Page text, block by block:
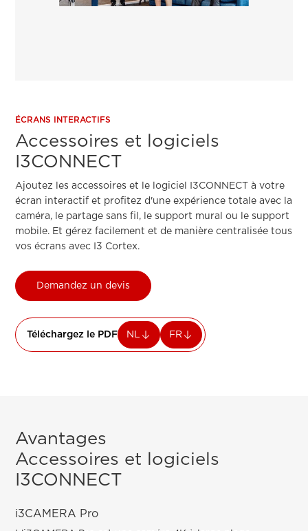
ÉCRANS INTERACTIFS
Accessoires et logiciels
I3CONNECT
Ajoutez les accessoires et le logiciel I3CONNECT à votre
écran interactif et profitez d'une expérience totale avec la
caméra, le partage sans fil, le support mural ou le support
mobile. Et gérez facilement et de manière centralisée tous
vos écrans avec I3 Cortex.
Demandez un devis
Téléchargez le PDF NL FR
Avantages
Accessoires et logiciels
I3CONNECT
i3CAMERA Pro